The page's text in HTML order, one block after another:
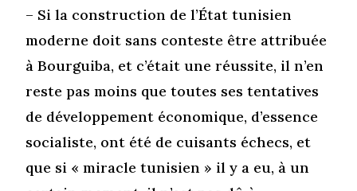
– Si la construction de l’État tunisien
moderne doit sans conteste être attribuée
à Bourguiba, et c’était une réussite, il n’en
reste pas moins que toutes ses tentatives
de développement économique, d’essence
socialiste, ont été de cuisants échecs, et
que si « miracle tunisien » il y a eu, à un